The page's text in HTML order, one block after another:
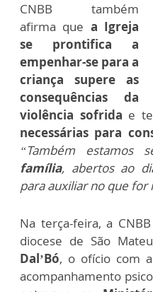
CNBB também
afirma que a Igreja
se prontifica a
empenhar-se para a
criança supere as
consequências da
violência sofrida e
necessárias para
“Também estamos
família, abertos ao
para auxiliar no que for
Na terça-feira, a
diocese de São
Dal’Bó, o ofício com
acompanhamento